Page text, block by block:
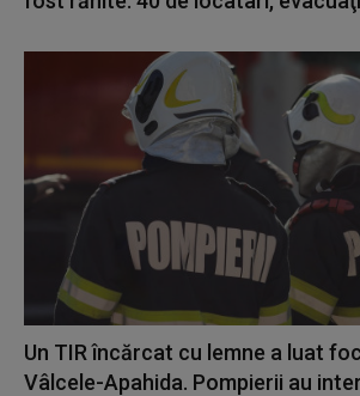
Un TIR încărcat cu lemne a luat
Vâlcele-Apahida. Pompierii au